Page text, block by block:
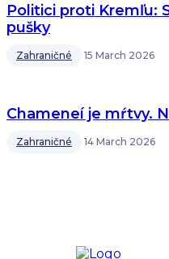
Politici proti Kremľu:
pušky
Zahraničné 15 March 2026
Chameneí je mŕtvy.
Zahraničné 14 March 2026